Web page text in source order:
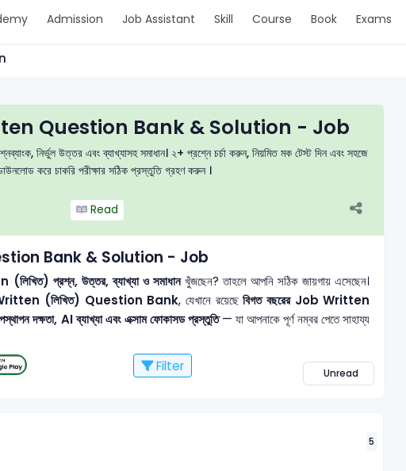
Admission Job Assistant Skill Course Book Exams
Question Bank & Solution - Job
নির্ভুল উত্তর এবং ব্যাখ্যাসহ সমাধান। ২+ প্রশ্নে চর্চা করুন, নিয়মিত মক টেস্ট দিন এবং সহজে
করে চাকরি পরীক্ষার সঠিক প্রস্তুতি গ্রহণ করুন ।
Read
Bank & Solution - Job
প্রশ্ন, উত্তর, ব্যাখ্যা ও সমাধানখুঁজছেন? তাহলে আপনি সঠিক জায়গায় এসেছেন।
(লিখিত) Question Bank, যেখানে রয়েছেবিগত বছরের Job Written
দক্ষতা, AI ব্যাখ্যা এবং এক্সাম ফোকাসড প্রস্তুতি— যা আপনাকে পূর্ণ নম্বর পেতে সাহায্য
Filter Unread
5